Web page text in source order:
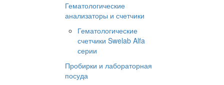
Гематологические
анализаторы и счетчики
Гематологические
счетчики Swelab Alfa
серии
Пробирки и лабораторная
посуда